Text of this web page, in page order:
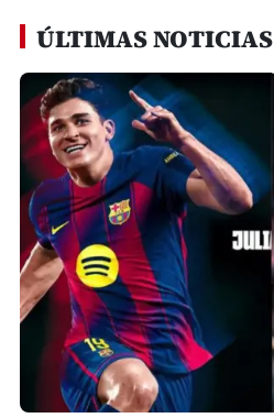
ÚLTIMAS NOTICIAS